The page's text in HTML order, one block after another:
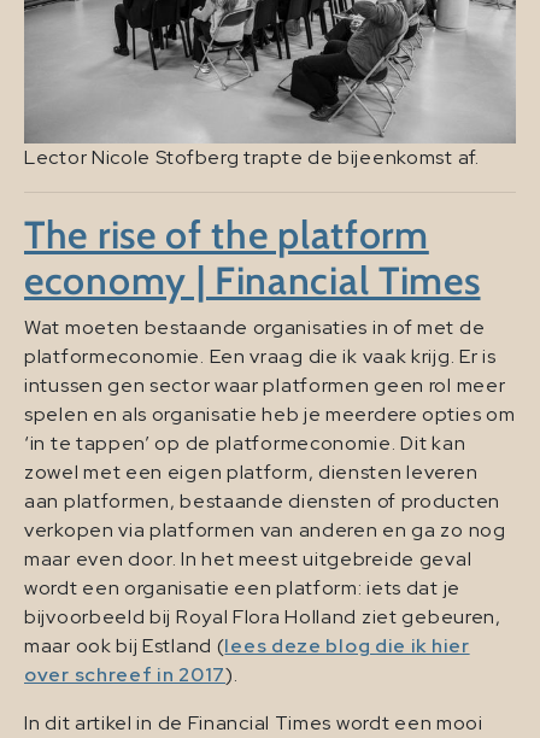
Lector Nicole Stofberg trapte de bijeenkomst af.
The rise of the platform
economy | Financial Times
Wat moeten bestaande organisaties in of met de
platformeconomie. Een vraag die ik vaak krijg. Er is
intussen gen sector waar platformen geen rol meer
spelen en als organisatie heb je meerdere opties om
‘in te tappen’ op de platformeconomie. Dit kan
zowel met een eigen platform, diensten leveren
aan platformen, bestaande diensten of producten
verkopen via platformen van anderen en ga zo nog
maar even door. In het meest uitgebreide geval
wordt een organisatie een platform: iets dat je
bijvoorbeeld bij Royal Flora Holland ziet gebeuren,
maar ook bij Estland (lees deze blog die ik hier
over schreef in 2017).
In dit artikel in de Financial Times wordt een mooi